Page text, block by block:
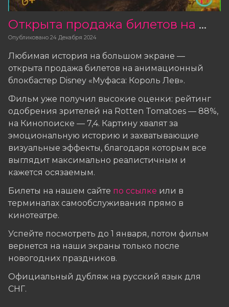
Открыта продажа билетов на фильм «Муфаса: Король Лев»
Опубликовано 24 Декабря 2024
Любимая история на большом экране —
открыта продажа билетов на анимационный
блокбастер Disney «Муфаса: Король Лев».
Фильм уже получил высокие оценки: рейтинг
одобрения зрителей на Rotten Tomatoes — 88%,
на Кинопоиске — 7,4. Картину хвалят за
эмоциональную историю и захватывающие
визуальные эффекты, благодаря которым все
выглядит максимально реалистичным и
кажется осязаемым.
Билеты на нашем сайте по ссылке или в
терминалах самообслуживания прямо в
кинотеатре.
Успейте посмотреть до 1 января, потом фильм
вернется на наши экраны только после
новогодних праздников.
Официальный дубляж на русский язык для
СНГ.